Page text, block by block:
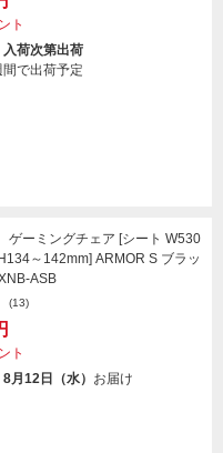
ト
荷次第出荷
で出荷予定
ーミングチェア [シート W530
～142mm] ARMOR S ブラッ
ASB
(13)
ト
月12日（水） お届け